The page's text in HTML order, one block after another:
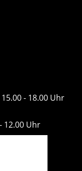
- 18.00 Uhr
12.00 Uhr